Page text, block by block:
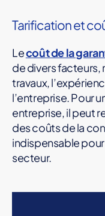
Tarification et
Lecoût de la
de divers facteurs,
travaux,
l’entreprise. Pour
entreprise, il peut
des coûts de la
indispensable
secteur.